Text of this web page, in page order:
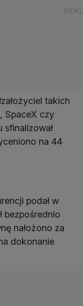
takich
SpaceX czy
sfinalizował
na 44
podał w
bezpośrednio
nałożono za
dokonanie